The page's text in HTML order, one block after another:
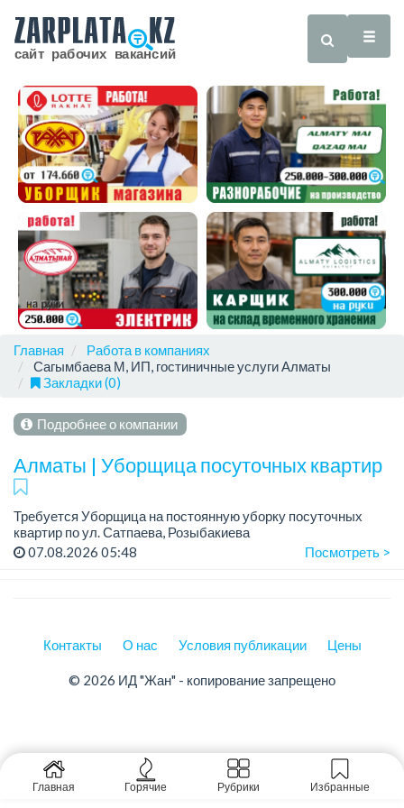
Главная
Работа в компаниях
Сагымбаева М, ИП, гостиничные услуги Алматы
Закладки (0)
Подробнее о компании
Алматы | Уборщица посуточных квартир
Требуется Уборщица на постоянную уборку посуточных
квартир по ул. Сатпаева, Розыбакиева
График работы: полный.
Требования: проживание в городе Алматы, обязательно по
07.08.2026 05:48 Посмотреть >
Контакты О нас Условия публикации Цены
© 2026 ИД "Жан" - копирование запрещено
Главная Горячие Рубрики Избранные